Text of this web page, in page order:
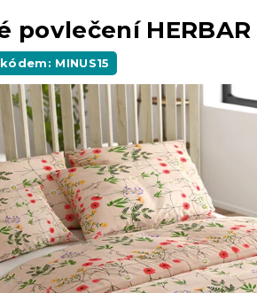
povlečení
MINUS15